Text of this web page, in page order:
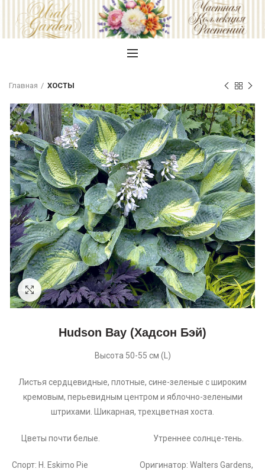
Главная ХОСТЫ
Увеличить
Hudson Bay (Хадсон Бэй)
Высота 50-55 см (L)
Листья сердцевидные, плотные, сине-зеленые с широким
кремовым, перьевидным центром и яблочно-зелеными
штрихами. Шикарная, трехцветная хоста.
Цветы почти белые. Утреннее солнце-тень.
Спорт: H. Eskimo Pie Оригинатор: Walters Gardens,